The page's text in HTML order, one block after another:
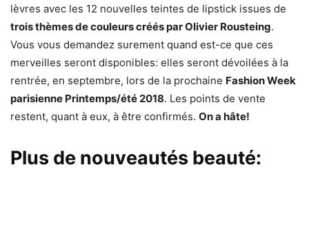
lèvres avec les 12 nouvelles teintes de lipstick issues de
trois thèmes de couleurs créés par Olivier Rousteing.
Vous vous demandez surement quand est-ce que ces
merveilles seront disponibles: elles seront dévoilées à la
rentrée, en septembre, lors de la prochaine Fashion Week
parisienne Printemps/été 2018. Les points de vente
restent, quant à eux, à être confirmés. On a hâte!
Plus de nouveautés beauté: